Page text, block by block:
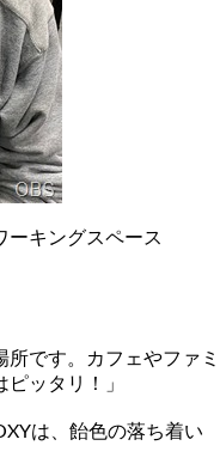
ーキングスペース
所です。カフェやファミ
ッタリ！」
は、飴色の落ち着い